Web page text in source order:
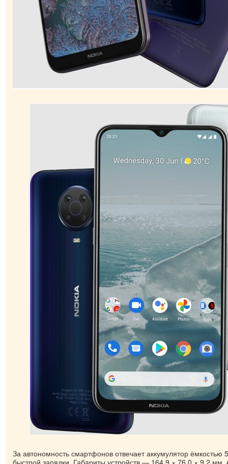
За автономность смартфонов отвечает аккумулятор ёмкостью